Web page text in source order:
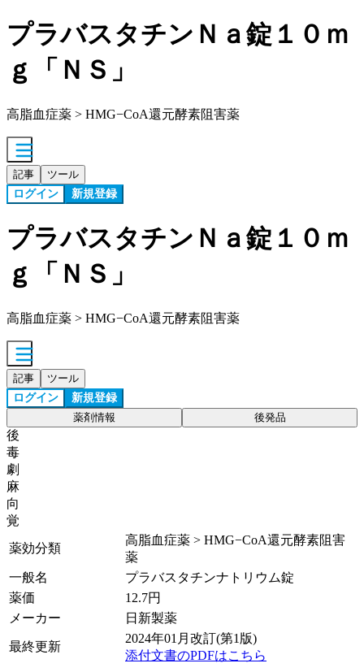
プラバスタチンＮａ錠１０ｍ
ｇ「ＮＳ」
高脂血症薬 > HMG−CoA還元酵素阻害薬
記事 ツール
ログイン 新規登録
プラバスタチンＮａ錠１０ｍ
ｇ「ＮＳ」
高脂血症薬 > HMG−CoA還元酵素阻害薬
記事 ツール
ログイン 新規登録
薬剤情報 後発品
後
毒
劇
麻
向
覚
薬効分類
高脂血症薬 > HMG−CoA還元酵素阻害
薬
一般名
プラバスタチンナトリウム錠
薬価
12.7円
メーカー
日新製薬
最終更新
2024年01月改訂(第1版)
添付文書のPDFはこちら